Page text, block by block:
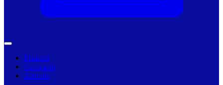
Primarii
Companii
Articole